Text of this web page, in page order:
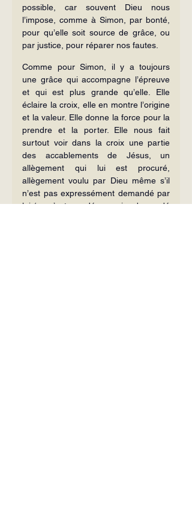
possible, car souvent Dieu nous
l’impose, comme à Simon, par bonté,
pour qu’elle soit source de grâce, ou
par justice, pour réparer nos fautes.
Comme pour Simon, il y a toujours
une grâce qui accompagne l’épreuve
et qui est plus grande qu’elle. Elle
éclaire la croix, elle en montre l’origine
et la valeur. Elle donne la force pour la
prendre et la porter. Elle nous fait
surtout voir dans la croix une partie
des accablements de Jésus, un
allègement qui lui est procuré,
allègement voulu par Dieu même s’il
n’est pas expressément demandé par
lui (ce n’est pas Jésus qui a demandé